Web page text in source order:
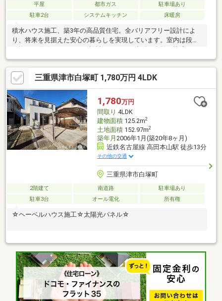
平屋 都市ガス
駐車場あり
駐車2台
システムキッチン 床暖房
積水ハウス施工、築3年の高品質住宅。全バリアフリー設計によ
り、将来を見据えた安心の暮らしを実現しています。室内は段差
全居室に熱交換型の空気清浄システムを完備し、一年を通してク
リーンで安定した空気環境を保ちます。床暖房やガス衣類乾燥機
など設備も充実し、機能性と快適性を高い次元で両立。高田本山
駅徒歩5分の立地に加え、太陽光発電や電動シャッター、EV車充
電設備など先進設備も魅力。住まいに妥協したくない方へ、自信
を持っておすすめできる一邸です。
三重県津市白塚町 1,780万円 4LDK
1,780万円
間取り 4LDK
建物面積125.2m2
土地面積152.97m2
築年月 2006年1月(築20年8ヶ月)
近鉄名古屋線 高田本山駅 徒歩13分
その他の交通
三重県津市白塚町
2階建て 南道路
駐車場あり
駐車3台
オール電化 所有権
☆ヘーベルハウス施工☆太陽光パネル☆